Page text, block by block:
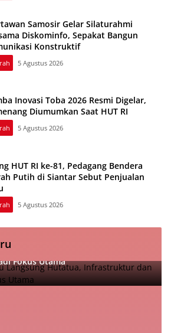
Samosir Gelar Silaturahmi
Diskominfo, Sepakat Bangun
Konstruktif
5 Agustus 2026
Inovasi Toba 2026 Resmi Digelar,
Diumumkan Saat HUT RI
5 Agustus 2026
HUT RI ke-81, Pedagang Bendera
Putih di Siantar Sebut Penjualan
5 Agustus 2026
Langsung Hutatua, Infrastruktur
Fokus Utama